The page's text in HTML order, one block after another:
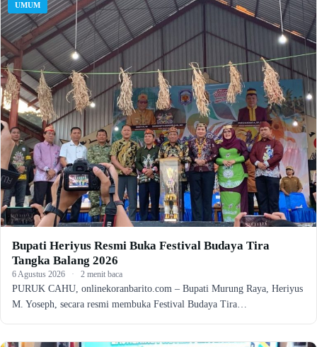
UMUM
Bupati Heriyus Resmi Buka Festival Budaya Tira
Tangka Balang 2026
6 Agustus 2026 · 2 menit baca
PURUK CAHU, onlinekoranbarito.com – Bupati Murung Raya, Heriyus
M. Yoseph, secara resmi membuka Festival Budaya Tira…